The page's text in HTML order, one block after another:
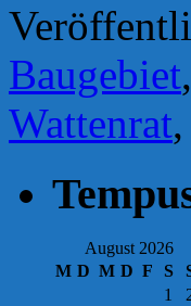
Baugebiet,
Wattenrat,
August 2026
M D M D F S
1